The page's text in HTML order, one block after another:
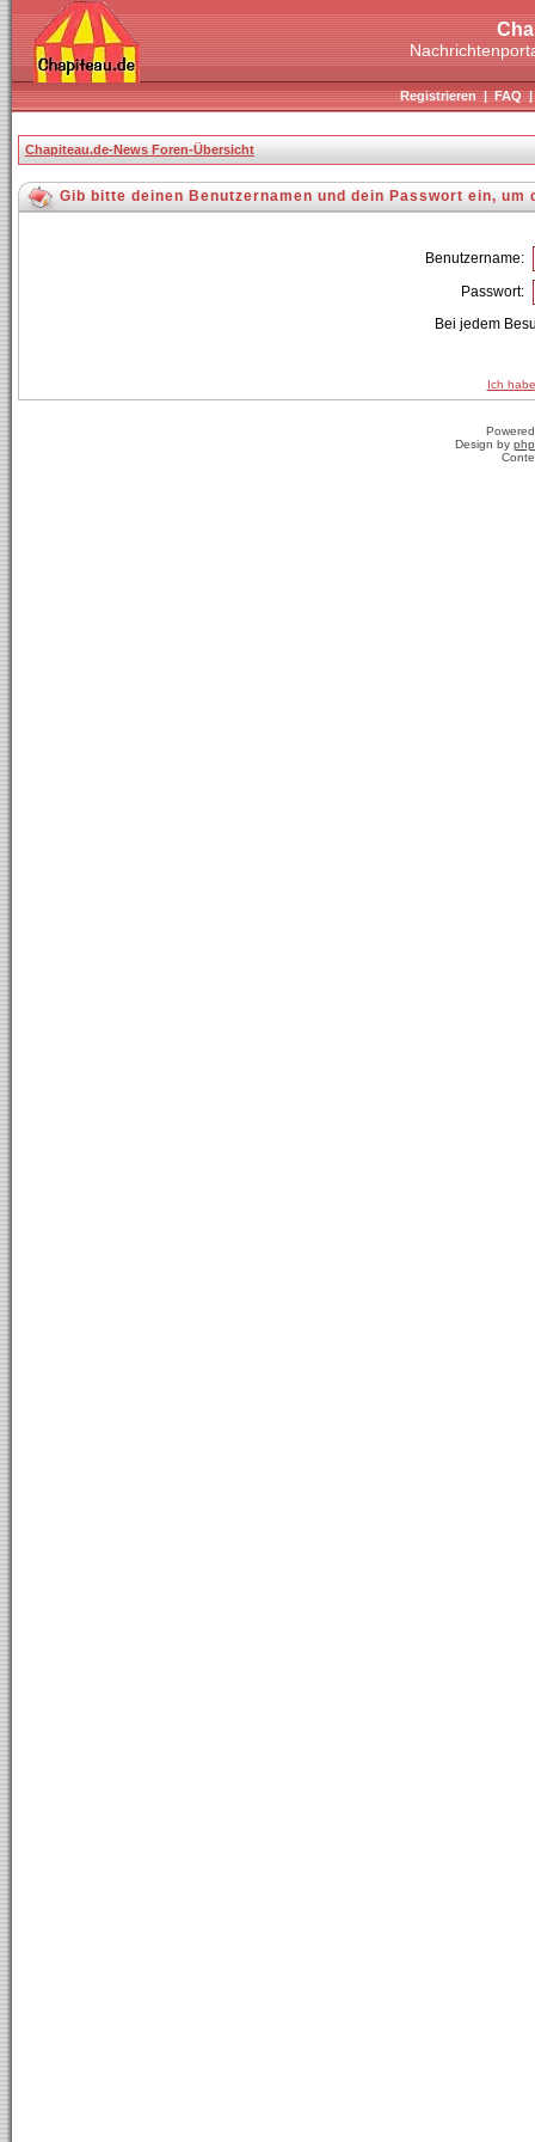
Registrieren|FAQ
Chapiteau.de-News Foren-Übersicht
Gib bitte deinen Benutzernamen und dein Passwort ein, um
Benutzername:
Passwort:
Bei jedem
Ich
Design by